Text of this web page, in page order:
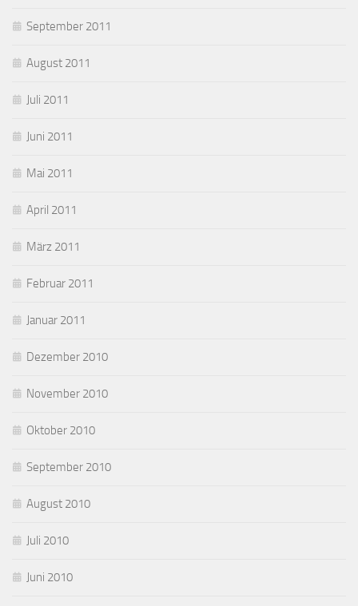
September 2011
August 2011
Juli 2011
Juni 2011
Mai 2011
April 2011
März 2011
Februar 2011
Januar 2011
Dezember 2010
November 2010
Oktober 2010
September 2010
August 2010
Juli 2010
Juni 2010